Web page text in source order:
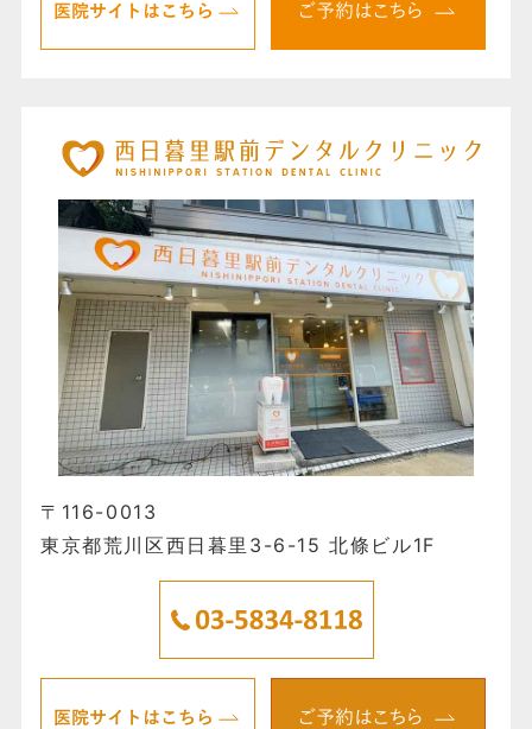
〒116-0013
東京都荒川区西日暮里3-6-15 北條ビル1F